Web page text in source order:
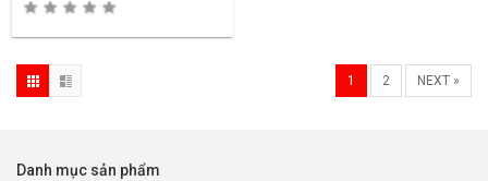
1 2 NEXT »
Danh mục sản phẩm